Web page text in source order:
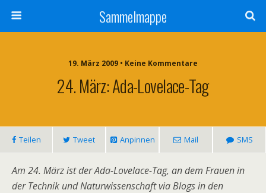
Sammelmappe
19. März 2009 • Keine Kommentare
24. März: Ada-Lovelace-Tag
Teilen Tweet Anpinnen Mail SMS
Am 24. März ist der Ada-Lovelace-Tag, an dem Frauen in
der Technik und Naturwissenschaft via Blogs in den